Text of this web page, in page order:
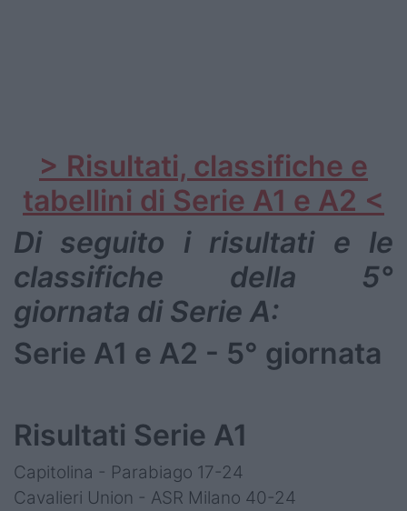
> Risultati, classifiche e
tabellini di Serie A1 e A2 <
Di seguito i risultati e le
classifiche della 5°
giornata di Serie A:
Serie A1 e A2 - 5° giornata
Risultati Serie A1
Capitolina - Parabiago 17-24
Cavalieri Union - ASR Milano 40-24